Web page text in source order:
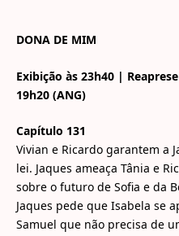
DONA DE MIM
Exibição às 23h40 |
19h20 (ANG)
Capítulo 131
Vivian e Ricardo garantem a
lei. Jaques ameaça Tânia e
sobre o futuro de Sofia e da
Jaques pede que Isabela se
Samuel que não precisa de